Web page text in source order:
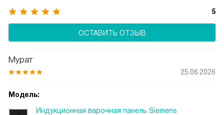
5
ОСТАВИТЬ ОТЗЫВ
Мурат
25.06.2026
Модель:
Индукционная варочная панель Siemens